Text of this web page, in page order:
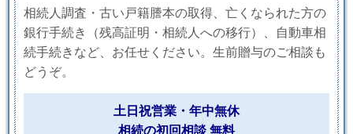
相続人調査・古い戸籍謄本の取得、亡くなられた方の
銀行手続き（残高証明・相続人への移行）、自動車相
続手続きなど、お任せください。生前贈与のご相談も
どうぞ。
土日祝営業・年中無休
相続の初回相談 無料